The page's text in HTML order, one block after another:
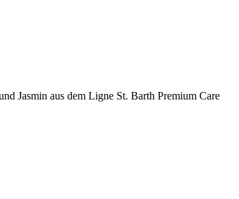
Jasmin aus dem Ligne St. Barth Premium Care